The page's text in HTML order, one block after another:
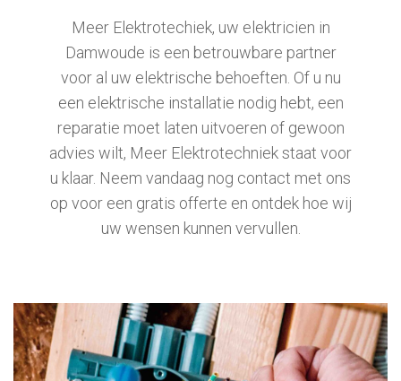
Meer Elektrotechiek, uw elektricien in
Damwoude is een betrouwbare partner
voor al uw elektrische behoeften. Of u nu
een elektrische installatie nodig hebt, een
reparatie moet laten uitvoeren of gewoon
advies wilt, Meer Elektrotechniek staat voor
u klaar. Neem vandaag nog contact met ons
op voor een gratis offerte en ontdek hoe wij
uw wensen kunnen vervullen.